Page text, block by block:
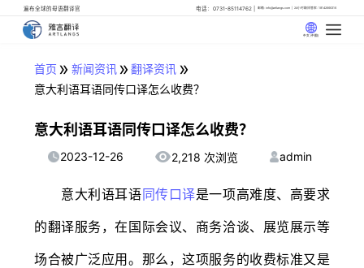
遍布全球的母语翻译官 电话：0731-85114762 邮箱: info@artlangs.com 24小时翻译管家: 18142666316
中文 (中国)
首页 » 新闻资讯» 翻译资讯 »
意大利语耳语同传口译怎么收费？
意大利语耳语同传口译怎么收费？
2023-12-26 2,218 次浏览 admin
意大利语耳语同传口译是一项高难度、高要求
的翻译服务，在国际会议、商务洽谈、展览展示等
场合被广泛应用。那么，这项服务的收费标准又是